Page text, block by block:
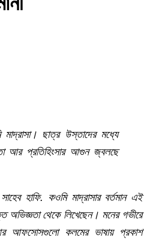
মাদ্রাসা। ছাত্র উস্তাদের মধ্যে
আর প্রতিহিংসার আগুন জ্বলছে
হাফি. কওমি মাদ্রাসার বর্তমান এই
অভিজ্ঞতা থেকে লিখেছেন। মনের গভীরে
আফসোসগুলো কলমের ভাষায় প্রকাশ